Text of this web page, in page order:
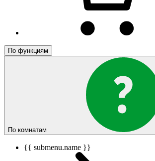
По функциям
По комнатам
{{ submenu.name }}